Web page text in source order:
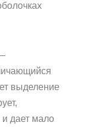
выделение
дает мало